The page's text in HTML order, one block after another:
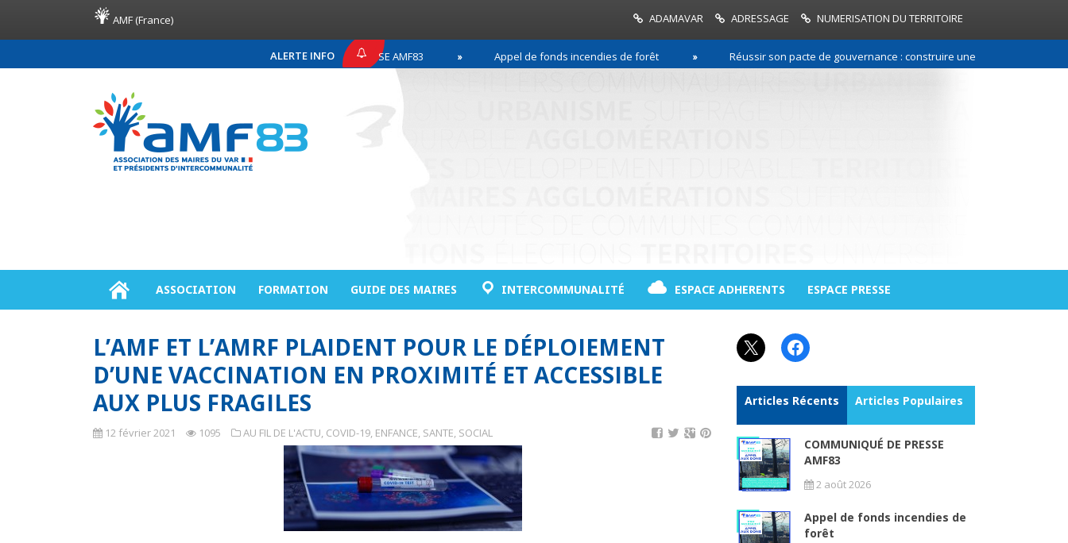
AMF (France) ADAMAVAR ADRESSAGE NUMERISATION DU TERRITOIRE
ALERTE INFO
COMMUNIQUÉ DE PRESSE AMF83 Appel de fonds incendies de forêt Réussir son pacte de gouvernance : construire une relation de
ASSOCIATION FORMATION GUIDE DES MAIRES INTERCOMMUNALITÉ ESPACE ADHERENTS ESPACE PRESSE
L’AMF ET L’AMRF PLAIDENT POUR LE DÉPLOIEMENT
D’UNE VACCINATION EN PROXIMITÉ ET ACCESSIBLE
AUX PLUS FRAGILES
12 février 2021 1095 AU FIL DE L'ACTU, COVID-19, ENFANCE, SANTE, SOCIAL
X Facebook
Articles Récents Articles Populaires
COMMUNIQUÉ DE PRESSE
AMF83
2 août 2026
Appel de fonds incendies de
forêt